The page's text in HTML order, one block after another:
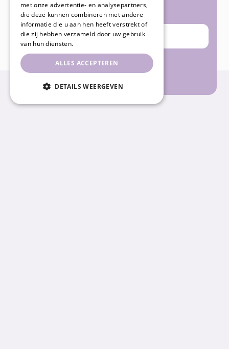
leven van jouw kind!
Direct inschrijven
Rondleiding plannen
met onze advertentie- en analysepartners,
die deze kunnen combineren met andere
informatie die u aan hen heeft verstrekt of
die zij hebben verzameld door uw gebruik
van hun diensten.
ALLES ACCEPTEREN
DETAILS WEERGEVEN